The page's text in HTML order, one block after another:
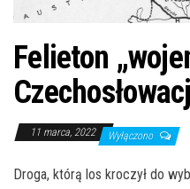
Felieton
11 marca, 2022 Wyłączono
Droga, którą los kroczył do